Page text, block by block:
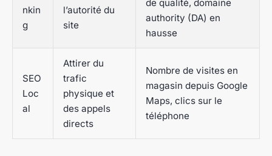
nkin
g
l’autorité du
site
de qualité, domaine
authority (DA) en
hausse
SEO
Loc
al
Attirer du
trafic
physique et
des appels
directs
Nombre de visites en
magasin depuis Google
Maps, clics sur le
téléphone